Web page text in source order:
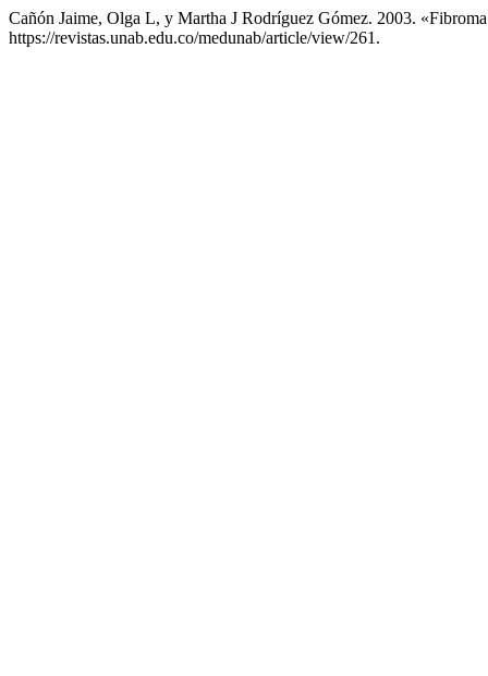
Cañón Jaime, Olga L, y Martha J Rodríguez Gómez. 2003.
https://revistas.unab.edu.co/medunab/article/view/261.